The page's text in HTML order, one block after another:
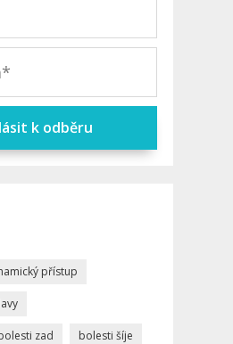
k odběru
přístup
zad bolesti šíje